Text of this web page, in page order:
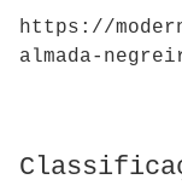
https://
almada-